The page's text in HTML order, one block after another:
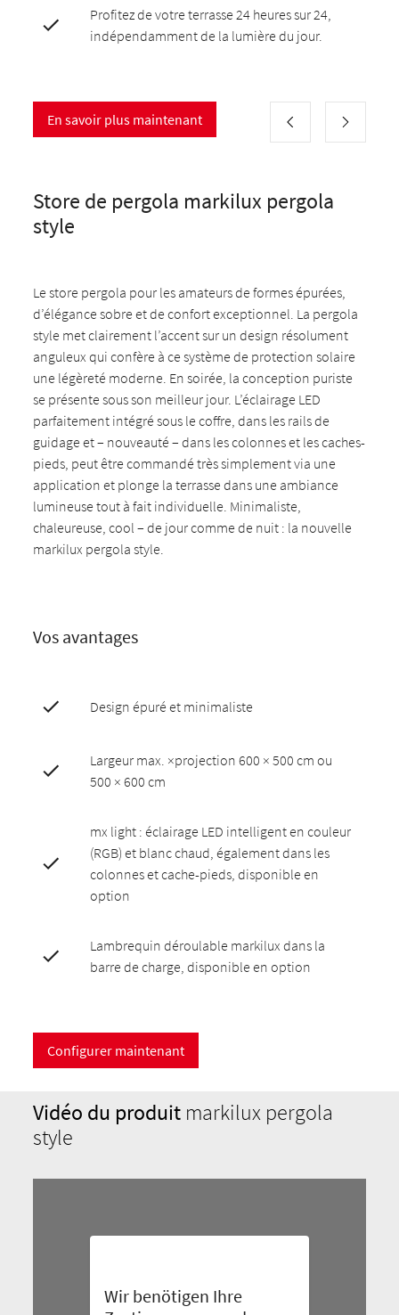
Profitez de votre terrasse 24 heures sur 24,
indépendamment de la lumière du jour.
En savoir plus maintenant
Store de pergola markilux pergola
style
Le store pergola pour les amateurs de formes épurées,
d’élégance sobre et de confort exceptionnel. La pergola
style met clairement l’accent sur un design résolument
anguleux qui confère à ce système de protection solaire
une légèreté moderne. En soirée, la conception puriste
se présente sous son meilleur jour. L’éclairage LED
parfaitement intégré sous le coffre, dans les rails de
guidage et – nouveauté – dans les colonnes et les caches-
pieds, peut être commandé très simplement via une
application et plonge la terrasse dans une ambiance
lumineuse tout à fait individuelle. Minimaliste,
chaleureuse, cool – de jour comme de nuit : la nouvelle
markilux pergola style.
Vos avantages
Design épuré et minimaliste
Largeur max. ×projection 600 × 500 cm ou
500 × 600 cm
mx light : éclairage LED intelligent en couleur
(RGB) et blanc chaud, également dans les
colonnes et cache-pieds, disponible en
option
Lambrequin déroulable markilux dans la
barre de charge, disponible en option
Configurer maintenant
Vidéo du produit markilux pergola
style
Wir benötigen Ihre